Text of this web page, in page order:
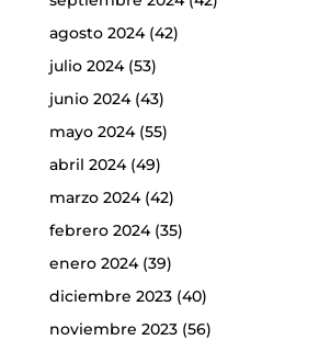
agosto 2024(42)
julio 2024(53)
junio 2024(43)
mayo 2024(55)
abril 2024(49)
marzo 2024(42)
febrero 2024(35)
enero 2024(39)
diciembre 2023(40)
noviembre 2023(56)